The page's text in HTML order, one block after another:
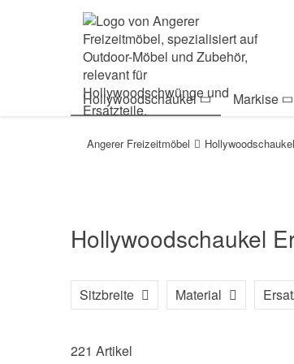
Zur Navigation springen
Hollywoodschaukel Markise
Angerer Freizeitmöbel Hollywoodschaukel
Hollywoodschaukel
Sitzbreite Material
221 Artikel